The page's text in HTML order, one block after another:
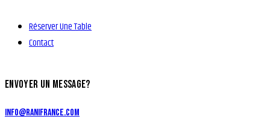
Réserver Une Table
Contact
ENVOYER UN MESSAGE?
info@ranifrance.com